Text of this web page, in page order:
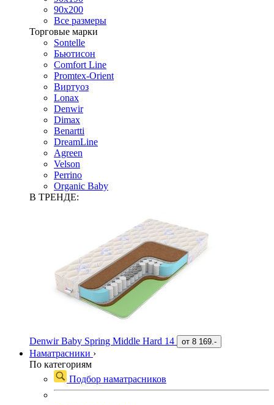
90х200
Все размеры
Торговые марки
Sontelle
Бьютисон
Comfort Line
Promtex-Orient
Виртуоз
Lonax
Denwir
Dimax
Benartti
DreamLine
Agreen
Velson
Perrino
Organic Baby
В ТРЕНДЕ:
Denwir Baby Spring Middle Hard 14 от 8 169.-
Наматрасники ›
По категориям
Подбор наматрасников